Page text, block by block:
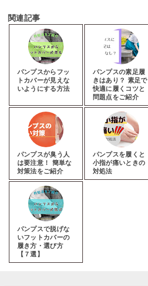
関連記事
パンプスからフッ
トカバーが見えな
いようにする方法
パンプスの素足履
きはあり？ 素足で
快適に履くコツと
問題点をご紹介
パンプスが臭う人
は要注意！ 簡単な
対策法をご紹介
パンプスを履くと
小指が痛いときの
対処法
パンプスで脱げな
いフットカバーの
履き方・選び方
【７選】